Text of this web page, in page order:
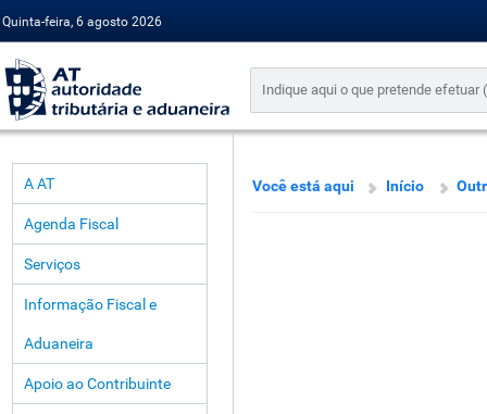
Quinta-feira, 6 agosto 2026
A AT
Agenda Fiscal
Serviços
Informação Fiscal e
Aduaneira
Apoio ao Contribuinte
Você está aqui Início